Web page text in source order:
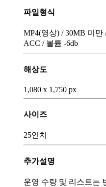
파일형식
MP4(영상) / 30MB 미만
ACC / 볼륨 -6db
해상도
1,080 x 1,750 px
사이즈
25인치
추가설명
운영 수량 및 리스트는